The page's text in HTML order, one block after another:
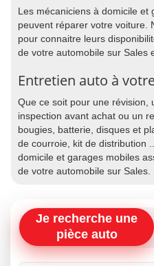
Les mécaniciens à domicile et
peuvent réparer votre voiture.
pour connaitre leurs
de votre automobile sur Sales
Entretien auto à
Que ce soit pour une révision,
inspection avant achat ou un
bougies, batterie, disques et
de courroie, kit de distribution
domicile et garages mobiles
de votre automobile sur Sales.
Je recherche une
pièce auto